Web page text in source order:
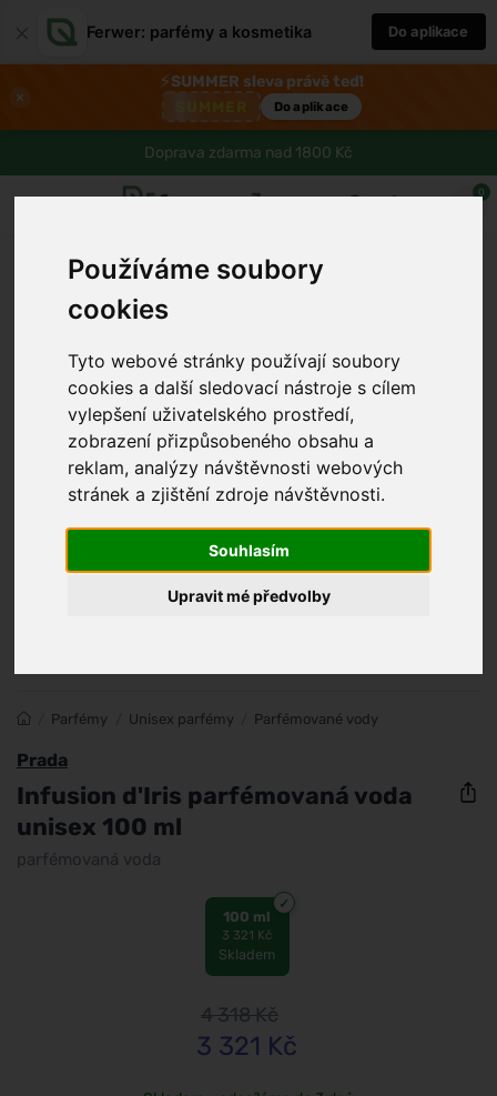
Používáme soubory
cookies
Tyto webové stránky používají soubory
cookies a další sledovací nástroje s cílem
vylepšení uživatelského prostředí,
zobrazení přizpůsobeného obsahu a
reklam, analýzy návštěvnosti webových
stránek a zjištění zdroje návštěvnosti.
Souhlasím
Upravit mé předvolby
Ferwer: parfémy a kosmetika Do aplikace
×
⚡SUMMER sleva právě teď!
Do aplikace
Doprava zdarma nad 1800 Kč
0
Parfémy Unisex parfémy Parfémované vody
Prada
Infusion d'Iris parfémovaná voda
unisex 100 ml
parfémovaná voda
100 ml
3 321 Kč
Skladem
4 318Kč
3 321 Kč